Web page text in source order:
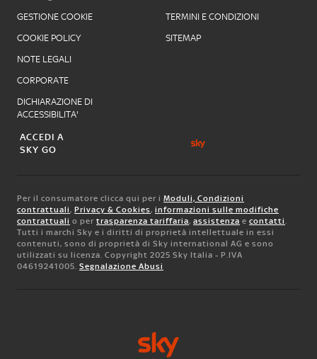
GESTIONE COOKIE
COOKIE POLICY
NOTE LEGALI
CORPORATE
DICHIARAZIONE DI
ACCESSIBILITA'
TERMINI E CONDIZIONI
SITEMAP
ACCEDI A
SKY GO
Per il consumatore clicca qui per i Moduli, Condizioni
contrattuali, Privacy & Cookies, informazioni sulle modifiche
contrattuali o per trasparenza tariffaria, assistenza e contatti.
Tutti i marchi Sky e i diritti di proprietà intellettuale in essi
contenuti, sono di proprietà di Sky international AG e sono
utilizzati su licenza. Copyright 2025 Sky Italia - P.IVA
04619241005. Segnalazione Abusi